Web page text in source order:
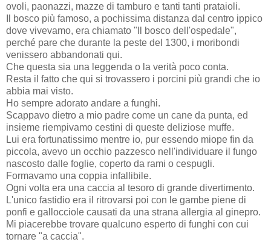
ovoli, paonazzi, mazze di tamburo e tanti tanti prataioli.
Il bosco più famoso, a pochissima distanza dal centro ippico
dove vivevamo, era chiamato "Il bosco dell'ospedale",
perché pare che durante la peste del 1300, i moribondi
venissero abbandonati qui.
Che questa sia una leggenda o la verità poco conta.
Resta il fatto che qui si trovassero i porcini più grandi che io
abbia mai visto.
Ho sempre adorato andare a funghi.
Scappavo dietro a mio padre come un cane da punta, ed
insieme riempivamo cestini di queste deliziose muffe.
Lui era fortunatissimo mentre io, pur essendo miope fin da
piccola, avevo un occhio pazzesco nell'individuare il fungo
nascosto dalle foglie, coperto da rami o cespugli.
Formavamo una coppia infallibile.
Ogni volta era una caccia al tesoro di grande divertimento.
L'unico fastidio era il ritrovarsi poi con le gambe piene di
ponfi e gallocciole causati da una strana allergia al ginepro.
Mi piacerebbe trovare qualcuno esperto di funghi con cui
tornare "a caccia".